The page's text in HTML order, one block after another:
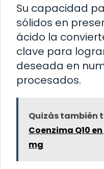
Su capacidad
sólidos en
ácido la
clave para
deseada en
procesados.
Quizás también
Coenzima Q10
mg